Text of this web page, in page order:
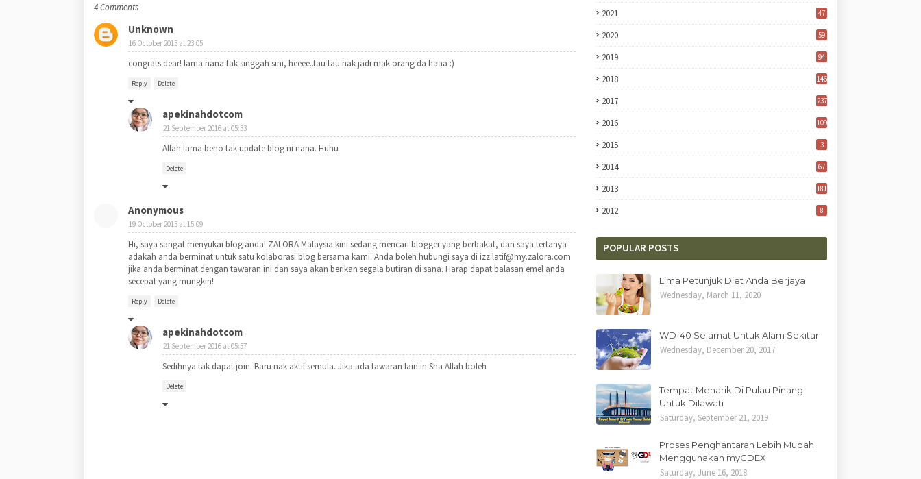
4 Comments
Unknown
16 October 2015 at 23:05
congrats dear! lama nana tak singgah sini, heeee..tau tau nak jadi mak orang da haaa :)
Reply Delete
apekinahdotcom
21 September 2016 at 05:53
Allah lama beno tak update blog ni nana. Huhu
Delete
Anonymous
19 October 2015 at 15:09
Hi, saya sangat menyukai blog anda! ZALORA Malaysia kini sedang mencari blogger yang berbakat, dan saya tertanya
adakah anda berminat untuk satu kolaborasi blog bersama kami. Anda boleh hubungi saya di izz.latif@my.zalora.com
jika anda berminat dengan tawaran ini dan saya akan berikan segala butiran di sana. Harap dapat balasan emel anda
secepat yang mungkin!
Reply Delete
apekinahdotcom
21 September 2016 at 05:57
Sedihnya tak dapat join. Baru nak aktif semula. Jika ada tawaran lain in Sha Allah boleh
Delete
2021 47
2020 59
2019 94
2018 146
2017 237
2016 109
2015 3
2014 67
2013 181
2012 8
POPULAR POSTS
Lima Petunjuk Diet Anda Berjaya
Wednesday, March 11, 2020
WD-40 Selamat Untuk Alam Sekitar
Wednesday, December 20, 2017
Tempat Menarik Di Pulau Pinang
Untuk Dilawati
Saturday, September 21, 2019
Proses Penghantaran Lebih Mudah
Menggunakan myGDEX
Saturday, June 16, 2018